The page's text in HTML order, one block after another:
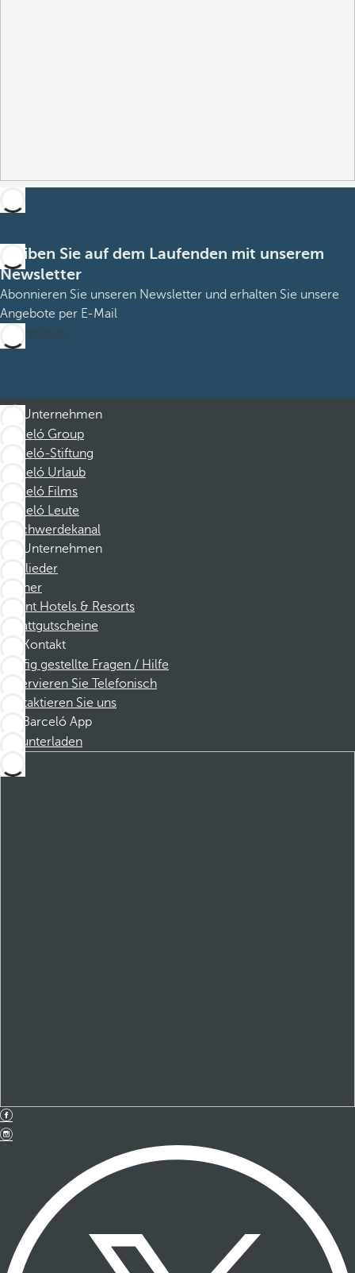
Bleiben Sie auf dem Laufenden mit unserem
Newsletter
Abonnieren Sie unseren Newsletter und erhalten Sie unsere
Angebote per E-Mail
Abonnieren
Unternehmen
Barceló Group
Barceló-Stiftung
Barceló Urlaub
Barceló Films
Barceló Leute
Beschwerdekanal
Unternehmen
Mitglieder
Partner
Dorint Hotels & Resorts
Rabattgutscheine
Kontakt
Häufig gestellte Fragen / Hilfe
Reservieren Sie Telefonisch
Kontaktieren Sie uns
Barceló App
Herunterladen